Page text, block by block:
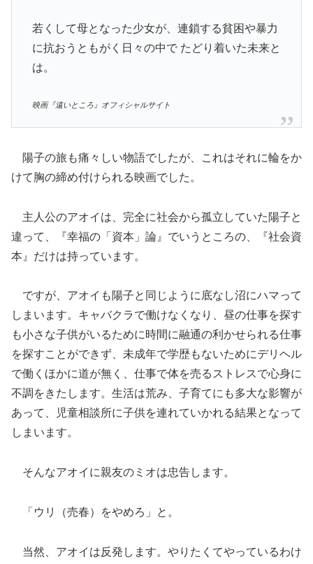
若くして母となった少女が、連鎖する貧困や暴力
に抗おうともがく日々の中で たどり着いた未来と
は。
映画『遠いところ』オフィシャルサイト
陽子の旅も痛々しい物語でしたが、これはそれに輪をか
けて胸の締め付けられる映画でした。
主人公のアオイは、完全に社会から孤立していた陽子と
違って、『幸福の「資本」論』でいうところの、『社会資
本』だけは持っています。
ですが、アオイも陽子と同じように底なし沼にハマって
しまいます。キャバクラで働けなくなり、昼の仕事を探す
も小さな子供がいるために時間に融通の利かせられる仕事
を探すことができず、未成年で学歴もないためにデリヘル
で働くほかに道が無く、仕事で体を売るストレスで心身に
不調をきたします。生活は荒み、子育てにも多大な影響が
あって、児童相談所に子供を連れていかれる結果となって
しまいます。
そんなアオイに親友のミオは忠告します。
「ウリ（売春）をやめろ」と。
当然、アオイは反発します。やりたくてやっているわけ